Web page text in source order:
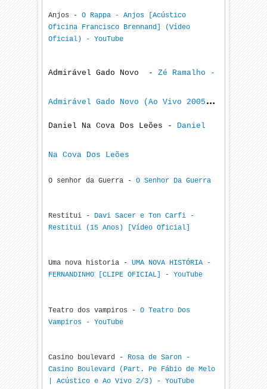
Anjos -O Rappa - Anjos [Acústico
Oficina Francisco Brennand] (Vídeo
Oficial) - YouTube
Admirável Gado Novo -Zé Ramalho -
Admirável Gado Novo (Ao Vivo 2005)
(Clipe Oficial) - YouTube
Daniel Na Cova Dos Leões - Daniel
Na Cova Dos Leões
O senhor da Guerra -O Senhor Da Guerra
Restitui - Davi Sacer e Ton Carfi -
Restitui (15 Anos) [Vídeo Oficial]
Uma nova historia -UMA NOVA HISTÓRIA -
FERNANDINHO [CLIPE OFICIAL] - YouTube
Teatro dos vampiros -O Teatro Dos
Vampiros - YouTube
Casino boulevard - Rosa de Saron -
Casino Boulevard (Part. Pe Fábio de Melo
| Acústico e Ao Vivo 2/3) - YouTube